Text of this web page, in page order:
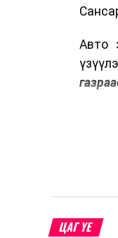
Авто
ЦАГ ҮЕ